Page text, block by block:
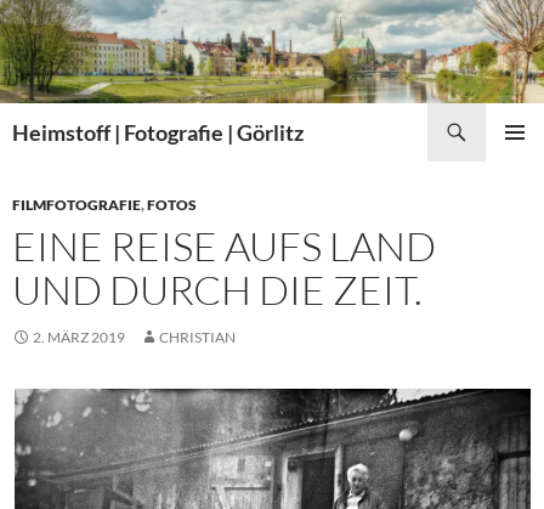
Zum
Inhalt
springen
Heimstoff | Fotografie | Görlitz
FILMFOTOGRAFIE,FOTOS
EINE REISE AUFS LAND
UND DURCH DIE ZEIT.
2. MÄRZ 2019 CHRISTIAN